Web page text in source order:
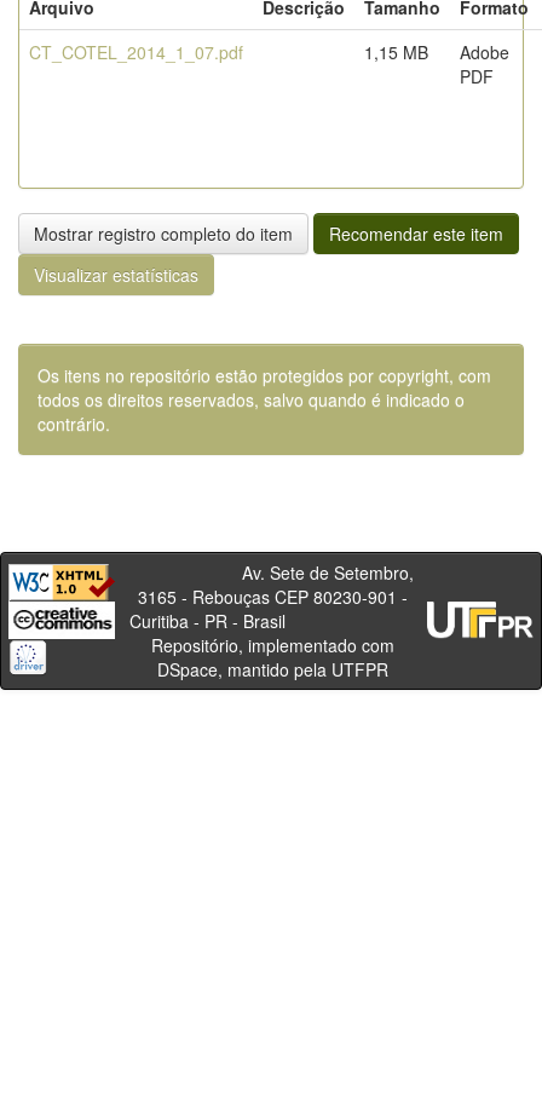
Arquivo
Descrição Tamanho
Formato
CT_COTEL_2014_1_07.pdf
1,15 MB
Adobe
PDF
Mostrar registro completo do item
Recomendar este item
Visualizar estatísticas
Os itens no repositório estão protegidos por copyright, com
todos os direitos reservados, salvo quando é indicado o
contrário.
Av. Sete de Setembro,
3165 - Rebouças CEP 80230-901 -
Curitiba - PR - Brasil
Repositório, implementado com
DSpace, mantido pela UTFPR